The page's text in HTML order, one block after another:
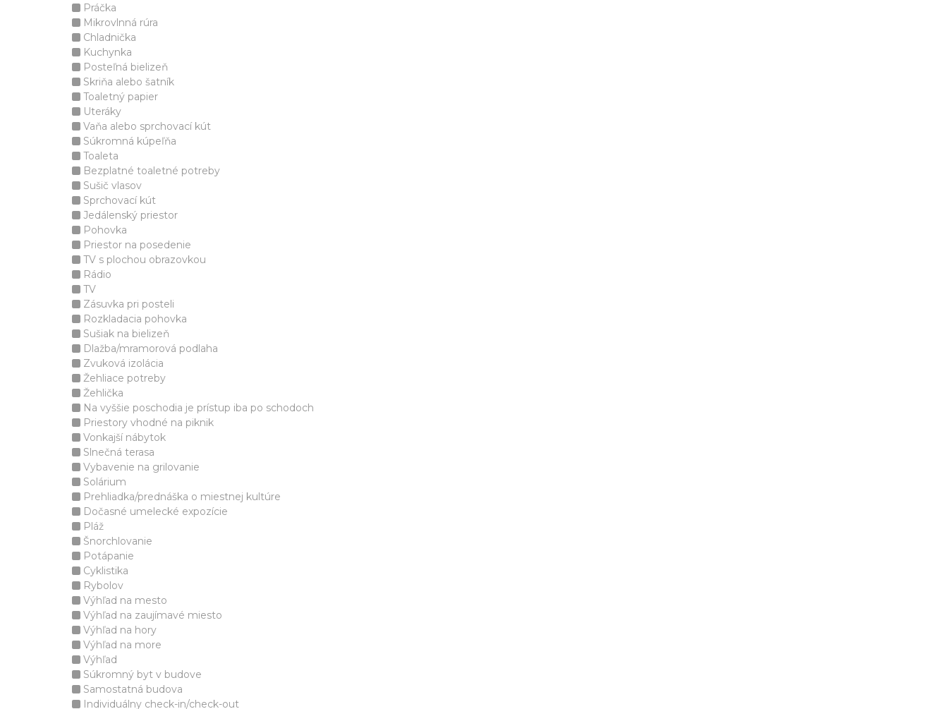
Práčka
Mikrovlnná rúra
Chladnička
Kuchynka
Posteľná bielizeň
Skriňa alebo šatník
Toaletný papier
Uteráky
Vaňa alebo sprchovací kút
Súkromná kúpeľňa
Toaleta
Bezplatné toaletné potreby
Sušič vlasov
Sprchovací kút
Jedálenský priestor
Pohovka
Priestor na posedenie
TV s plochou obrazovkou
Rádio
TV
Zásuvka pri posteli
Rozkladacia pohovka
Sušiak na bielizeň
Dlažba/mramorová podlaha
Zvuková izolácia
Žehliace potreby
Žehlička
Na vyššie poschodia je prístup iba po schodoch
Priestory vhodné na piknik
Vonkajší nábytok
Slnečná terasa
Vybavenie na grilovanie
Solárium
Prehliadka/prednáška o miestnej kultúre
Dočasné umelecké expozície
Pláž
Šnorchlovanie
Potápanie
Cyklistika
Rybolov
Výhľad na mesto
Výhľad na zaujímavé miesto
Výhľad na hory
Výhľad na more
Výhľad
Súkromný byt v budove
Samostatná budova
Individuálny check-in/check-out